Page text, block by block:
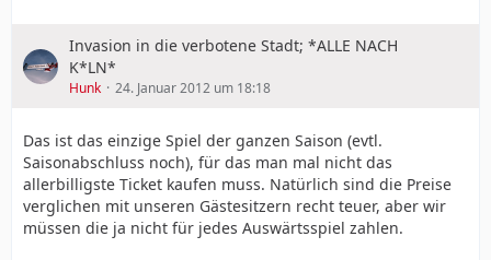
Invasion in die verbotene Stadt; *ALLE NACH
K*LN*
Hunk 24. Januar 2012 um 18:18
Das ist das einzige Spiel der ganzen Saison (evtl.
Saisonabschluss noch), für das man mal nicht das
allerbilligste Ticket kaufen muss. Natürlich sind die Preise
verglichen mit unseren Gästesitzern recht teuer, aber wir
müssen die ja nicht für jedes Auswärtsspiel zahlen.